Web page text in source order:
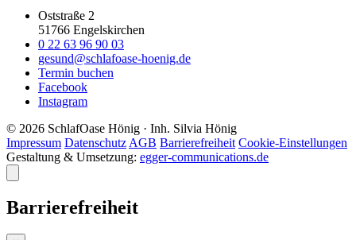
Oststraße 2
51766 Engelskirchen
0 22 63 96 90 03
gesund@schlafoase-hoenig.de
Termin buchen
Facebook
Instagram
© 2026 SchlafOase Hönig · Inh. Silvia Hönig
Impressum Datenschutz AGB Barrierefreiheit Cookie-Einstellungen
Gestaltung & Umsetzung: egger-communications.de
Barrierefreiheit